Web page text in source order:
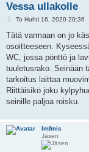
Vessa ullakolle
V
e
t
i
To Huhti 16, 2020 20:36
Tätä varmaan on jo
osoitteeseen.
WC, jossa pönttö ja
tuuletusrako. Seinään
tarkoitus laittaa
Riittäisikö joku
seinille paljoa roisku.
lmfmis
Jäsen